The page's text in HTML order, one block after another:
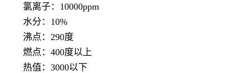
氯离子：10000ppm
水分：10%
沸点：290度
燃点：400度以上
热值：3000以下